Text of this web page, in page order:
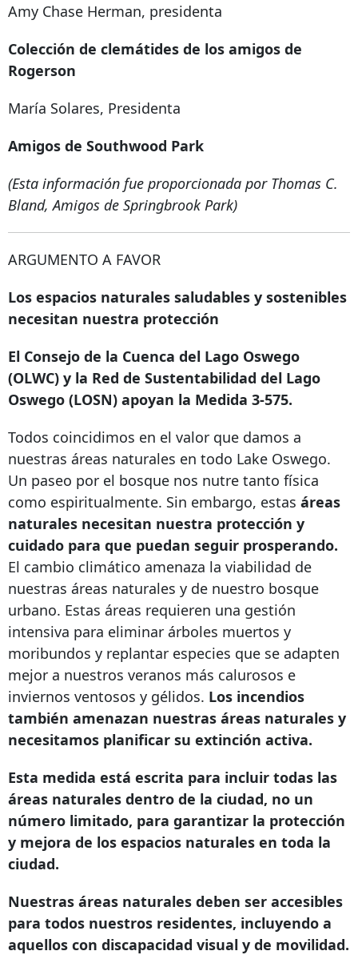
Amy Chase Herman, presidenta
Colección de clemátides de los amigos de
Rogerson
María Solares, Presidenta
Amigos de Southwood Park
(Esta información fue proporcionada por Thomas C.
Bland, Amigos de Springbrook Park)
ARGUMENTO A FAVOR
Los espacios naturales saludables y sostenibles
necesitan nuestra protección
El Consejo de la Cuenca del Lago Oswego
(OLWC) y la Red de Sustentabilidad del Lago
Oswego (LOSN) apoyan la Medida 3-575.
Todos coincidimos en el valor que damos a
nuestras áreas naturales en todo Lake Oswego.
Un paseo por el bosque nos nutre tanto física
como espiritualmente. Sin embargo, estas áreas
naturales necesitan nuestra protección y
cuidado para que puedan seguir prosperando.
El cambio climático amenaza la viabilidad de
nuestras áreas naturales y de nuestro bosque
urbano. Estas áreas requieren una gestión
intensiva para eliminar árboles muertos y
moribundos y replantar especies que se adapten
mejor a nuestros veranos más calurosos e
inviernos ventosos y gélidos. Los incendios
también amenazan nuestras áreas naturales y
necesitamos planificar su extinción activa.
Esta medida está escrita para incluir todas las
áreas naturales dentro de la ciudad, no un
número limitado, para garantizar la protección
y mejora de los espacios naturales en toda la
ciudad.
Nuestras áreas naturales deben ser accesibles
para todos nuestros residentes, incluyendo a
aquellos con discapacidad visual y de movilidad.